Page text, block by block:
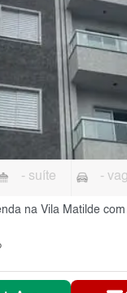
- suíte -
na Vila Matilde